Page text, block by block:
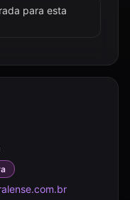
para esta